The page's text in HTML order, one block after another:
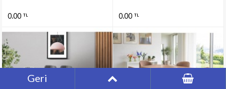
0.00 TL 0.00 TL
Geri